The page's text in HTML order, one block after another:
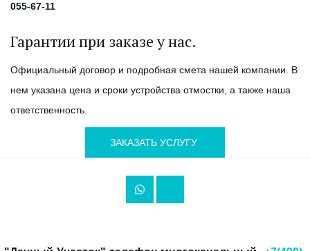
055-67-11
Гарантии при заказе у нас.
Официальный договор и подробная смета нашей компании. В
нем указана цена и сроки устройства отмостки, а также наша
ответственность.
ЗАКАЗАТЬ УСЛУГУ